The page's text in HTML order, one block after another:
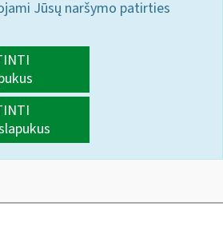
Jūsų naršymo patirties